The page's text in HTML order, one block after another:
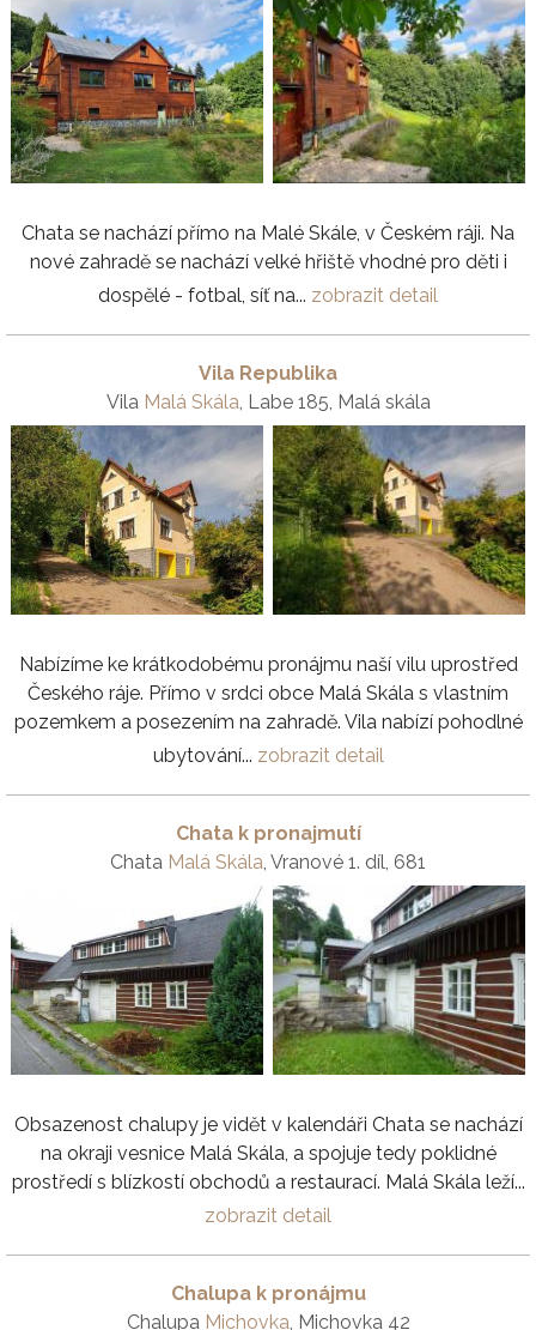
Chata se nachází přímo na Malé Skále, v Českém ráji. Na
nové zahradě se nachází velké hřiště vhodné pro děti i
dospělé - fotbal, síť na... zobrazit detail
Vila Republika
Vila Malá Skála, Labe 185, Malá skála
Nabízíme ke krátkodobému pronájmu naší vilu uprostřed
Českého ráje. Přímo v srdci obce Malá Skála s vlastním
pozemkem a posezením na zahradě. Vila nabízí pohodlné
ubytování... zobrazit detail
Chata k pronajmutí
Chata Malá Skála, Vranové 1. díl, 681
Obsazenost chalupy je vidět v kalendáři Chata se nachází
na okraji vesnice Malá Skála, a spojuje tedy poklidné
prostředí s blízkostí obchodů a restaurací. Malá Skála leží...
zobrazit detail
Chalupa k pronájmu
Chalupa Michovka, Michovka 42